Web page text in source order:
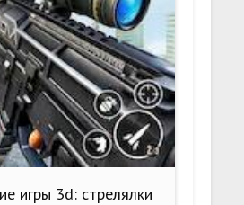
игры 3d: стрелялки